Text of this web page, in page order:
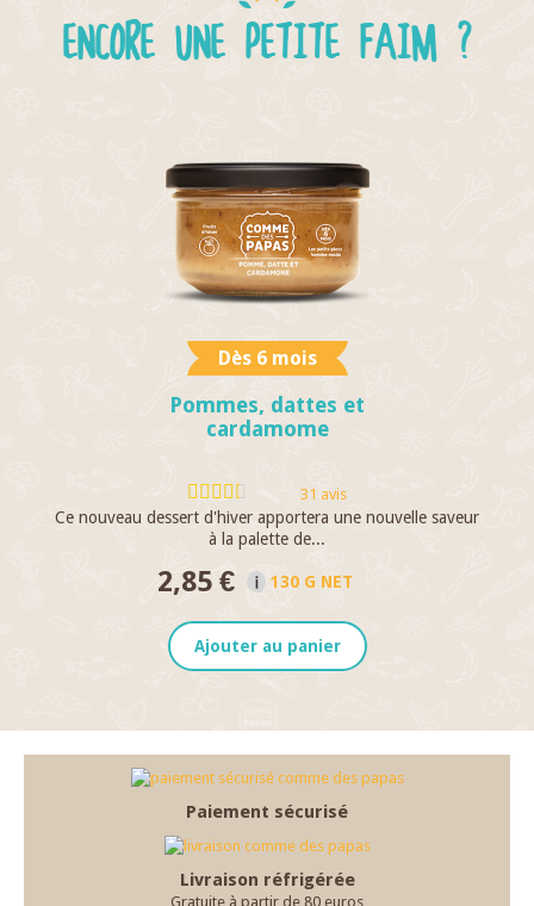
ENCORE UNE PETITE FAIM ?
Dès 6 mois
Pommes, dattes et
cardamome
31 avis
Ce nouveau dessert d'hiver apportera une nouvelle saveur
à la palette de...
2,85 € 130 G NET
Ajouter au panier
Paiement sécurisé
Livraison réfrigérée
Gratuite à partir de 80 euros